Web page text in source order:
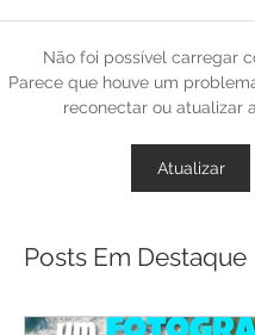
Não foi possível carregar
Parece que houve um
reconectar ou atualizar
Atualizar
Posts Em Destaque